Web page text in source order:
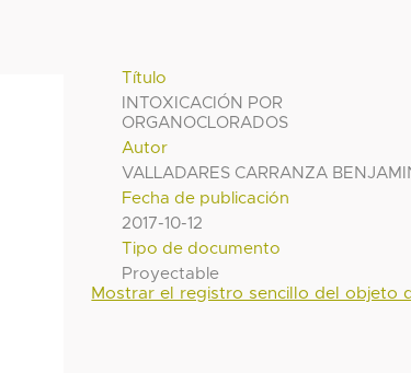
Título
INTOXICACIÓN POR
ORGANOCLORADOS
Autor
VALLADARES CARRANZA
Fecha de publicación
2017-10-12
Tipo de documento
Proyectable
Mostrar el registro sencillo del objeto